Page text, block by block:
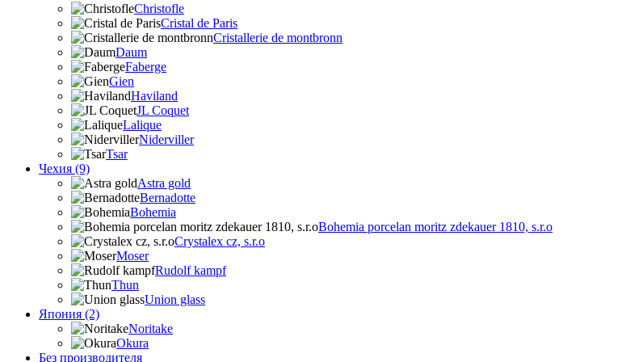
Christofle
Cristal de Paris
Cristallerie de montbronn
Daum
Faberge
Gien
Haviland
JL Coquet
Lalique
Niderviller
Tsar
Чехия (9)
Astra gold
Bernadotte
Bohemia
Bohemia porcelan moritz zdekauer 1810, s.r.o
Crystalex cz, s.r.o
Moser
Rudolf kampf
Thun
Union glass
Япония (2)
Noritake
Okura
Без производителя